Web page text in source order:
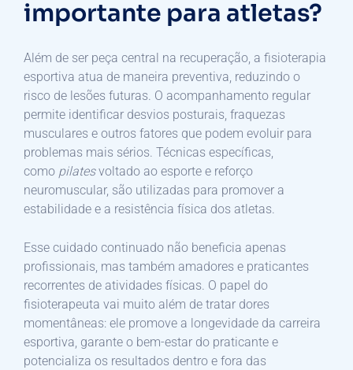
importante para atletas?
Além de ser peça central na recuperação, a fisioterapia
esportiva atua de maneira preventiva, reduzindo o
risco de lesões futuras. O acompanhamento regular
permite identificar desvios posturais, fraquezas
musculares e outros fatores que podem evoluir para
problemas mais sérios. Técnicas específicas,
como pilatesvoltado ao esporte e reforço
neuromuscular, são utilizadas para promover a
estabilidade e a resistência física dos atletas.
Esse cuidado continuado não beneficia apenas
profissionais, mas também amadores e praticantes
recorrentes de atividades físicas. O papel do
fisioterapeuta vai muito além de tratar dores
momentâneas: ele promove a longevidade da carreira
esportiva, garante o bem-estar do praticante e
potencializa os resultados dentro e fora das